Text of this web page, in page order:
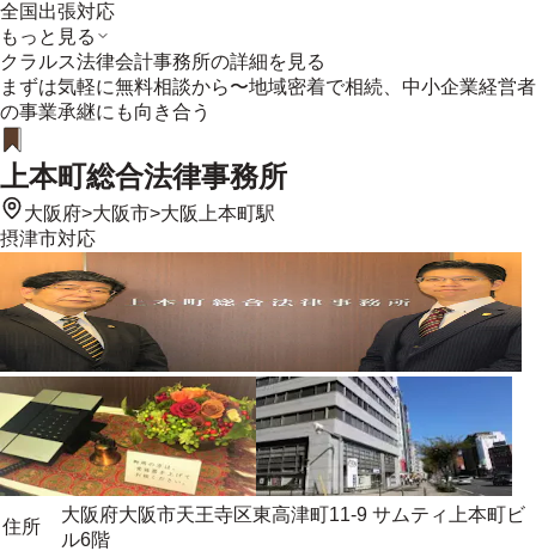
全国出張対応
もっと見る
クラルス法律会計事務所の詳細を見る
まずは気軽に無料相談から〜地域密着で相続、中小企業経営者
の事業承継にも向き合う
上本町総合法律事務所
大阪府>大阪市>大阪上本町駅
摂津市対応
住所
大阪府大阪市天王寺区東高津町11-9 サムティ上本町ビ
ル6階